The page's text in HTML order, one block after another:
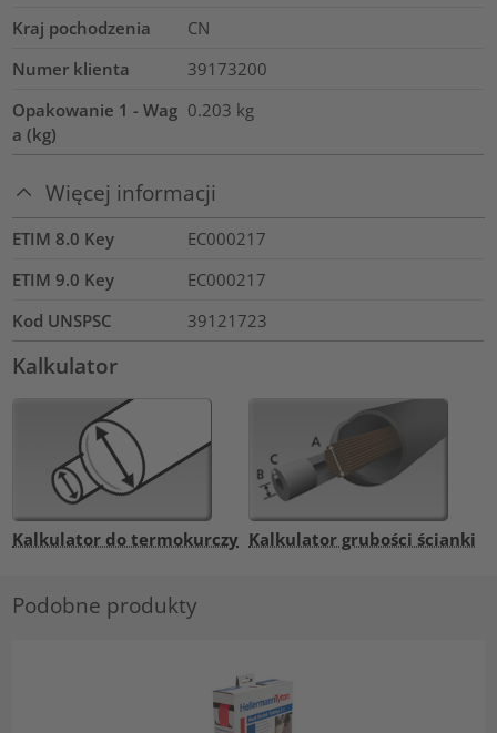
Kraj pochodzenia
CN
Numer klienta
39173200
Opakowanie 1 - Wag
a (kg)
0.203 kg
Więcej informacji
ETIM 8.0 Key
EC000217
ETIM 9.0 Key
EC000217
Kod UNSPSC
39121723
Kalkulator
Kalkulator do termokurczy Kalkulator grubości ścianki
Podobne produkty